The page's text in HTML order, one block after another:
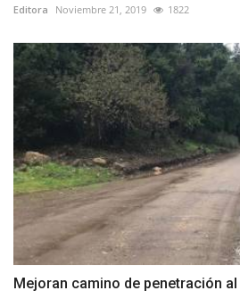
Editora Noviembre 21, 2019 1822
Mejoran camino de penetración